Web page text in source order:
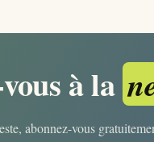
à la
abonnez-vous